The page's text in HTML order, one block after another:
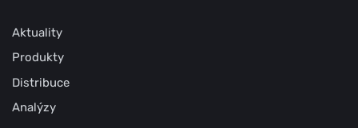
Aktuality
Produkty
Distribuce
Analýzy